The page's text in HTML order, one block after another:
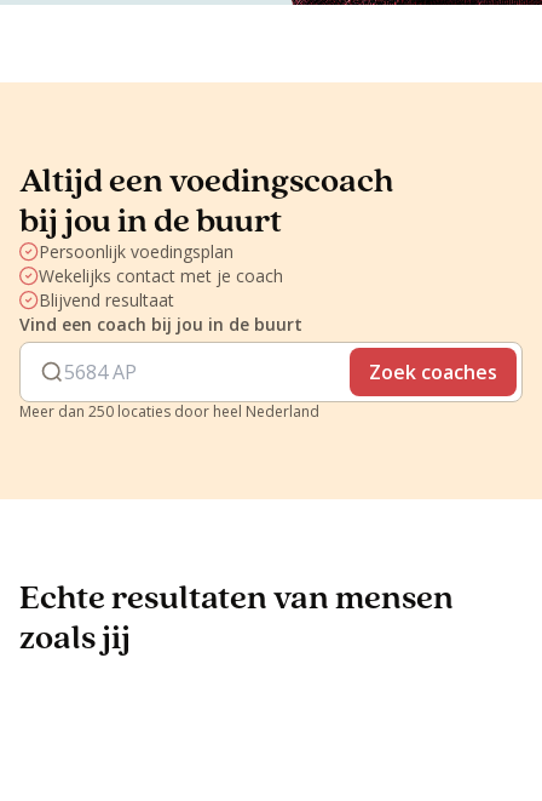
Altijd een voedingscoach
bij jou in de buurt
Persoonlijk voedingsplan
Wekelijks contact met je coach
Blijvend resultaat
Vind een coach bij jou in de buurt
Zoek coaches
Meer dan 250 locaties door heel Nederland
Echte resultaten van mensen
zoals jij